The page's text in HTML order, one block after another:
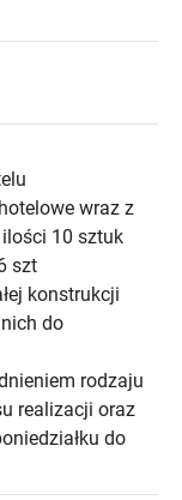
wraz z
10 sztuk
szt
konstrukcji
do
rodzaju
realizacji oraz
do